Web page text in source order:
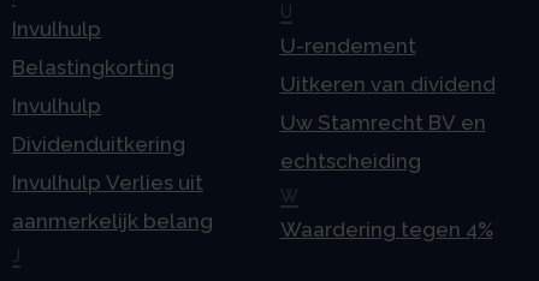
Invulhulp
Belastingkorting
Invulhulp
Dividenduitkering
Invulhulp Verlies uit
aanmerkelijk belang
U
U-rendement
Uitkeren van dividend
Uw Stamrecht BV en
echtscheiding
W
Waardering tegen 4%